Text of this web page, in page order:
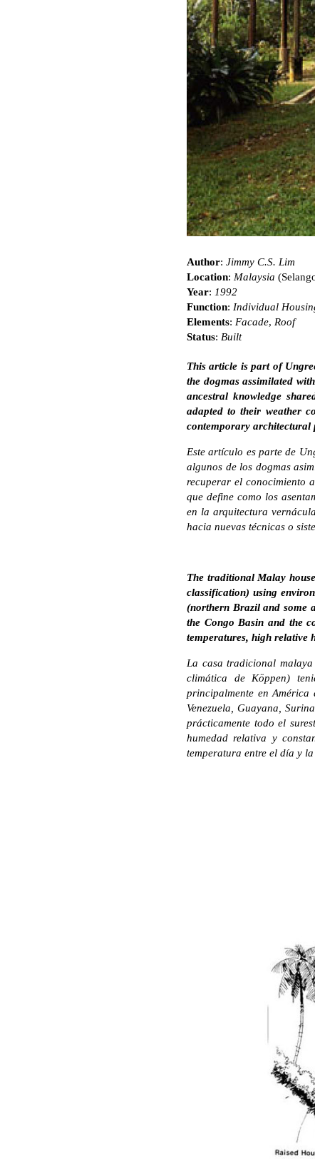
Author: Jimmy C.S. Lim
Location: Malaysia
Year: 1992
Function: Individual
Elements: Facade, Roof
Status: Built
This article is part of
the dogmas assimilated
ancestral knowledge
adapted to their weather
contemporary architectural
Este artículo es parte de
algunos de los dogmas
recuperar el conocimiento
que define como los
en la arquitectura
hacia nuevas técnicas o
The traditional Malay
classification) using
(northern Brazil and some
the Congo Basin and the
temperatures, high relative
La casa tradicional
climática de Köppen)
principalmente en América
Venezuela, Guayana,
prácticamente todo el
humedad relativa y
temperatura entre el día y la